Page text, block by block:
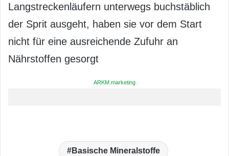
Langstreckenläufern unterwegs buchstäblich
der Sprit ausgeht, haben sie vor dem Start
nicht für eine ausreichende Zufuhr an
Nährstoffen gesorgt
ARKM.marketing
Basische Mineralstoffe